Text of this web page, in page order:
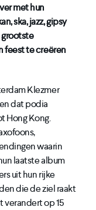
met hun
ska, jazz, gipsy
feest te creëren
Klezmer
dat podia
Hong Kong.
waarin
laatste album
uit hun rijke
die de ziel raakt
verandert op 15